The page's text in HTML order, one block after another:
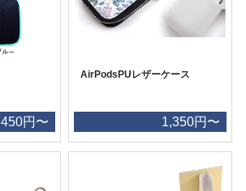
450円〜
AirPodsPUレザーケース
1,350円〜